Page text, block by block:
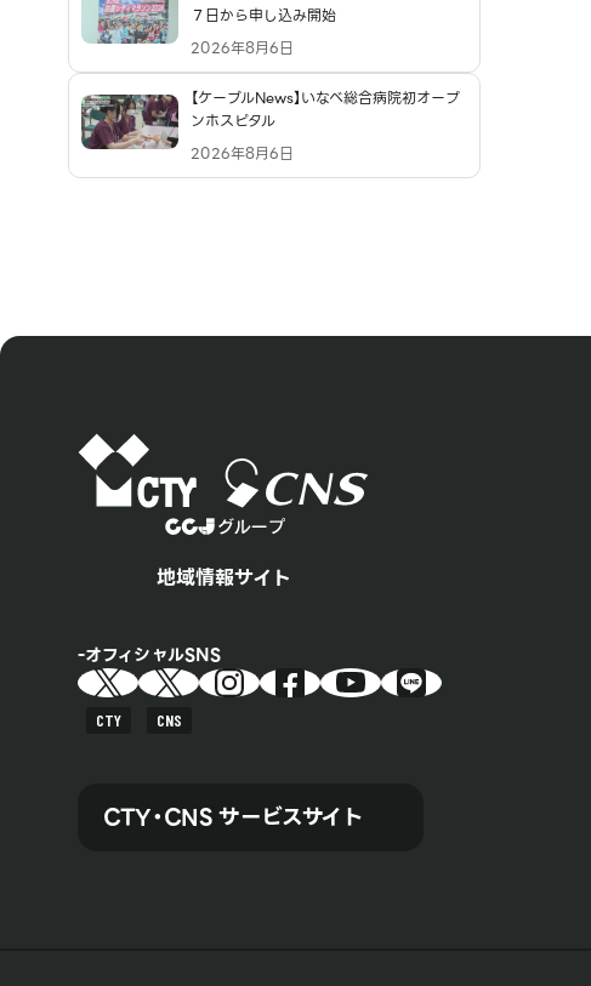
７日から申し込み開始
2026年8月6日
【ケーブルNews】いなべ総合病院初オープ
ンホスピタル
2026年8月6日
地域情報サイト
オフィシャルSNS
CTY CNS
CTY・CNS サービスサイト